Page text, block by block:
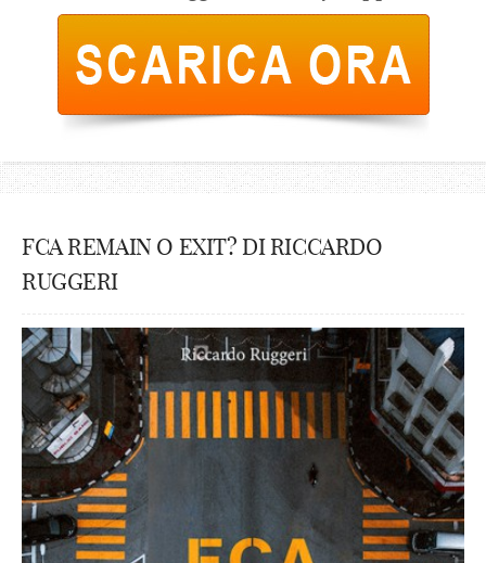
FCA REMAIN O EXIT? DI RICCARDO
RUGGERI